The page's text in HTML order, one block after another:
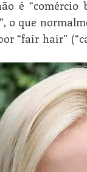
é “comércio
o que
“fair hair”